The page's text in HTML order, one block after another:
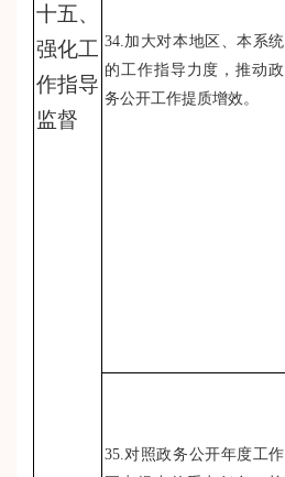
十五、
强化工
作指导
监督
34.加大对本地区、本系统
的工作指导力度，推动政
务公开工作提质增效。
35.对照政务公开年度工作